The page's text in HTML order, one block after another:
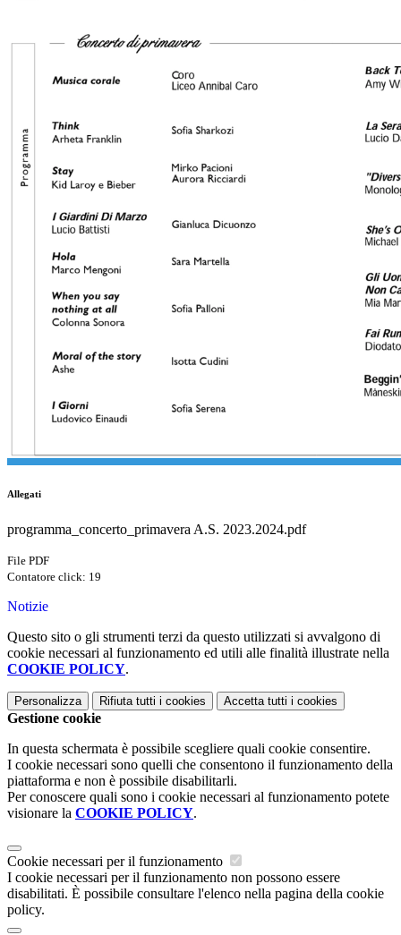
Allegati
programma_concerto_primavera A.S. 2023.2024.pdf
File PDF
Contatore click: 19
Notizie
Questo sito o gli strumenti terzi da questo utilizzati si avvalgono di
cookie necessari al funzionamento ed utili alle finalità illustrate nella
COOKIE POLICY.
Personalizza Rifiuta tutti i cookies Accetta tutti i cookies
Gestione cookie
In questa schermata è possibile scegliere quali cookie consentire.
I cookie necessari sono quelli che consentono il funzionamento della
piattaforma e non è possibile disabilitarli.
Per conoscere quali sono i cookie necessari al funzionamento potete
visionare la COOKIE POLICY.
Cookie necessari per il funzionamento
I cookie necessari per il funzionamento non possono essere
disabilitati. È possibile consultare l'elenco nella pagina della cookie
policy.